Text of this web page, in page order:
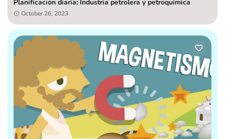
Planificación diaria: Industria petrolera y petroquímica
October 26, 2023